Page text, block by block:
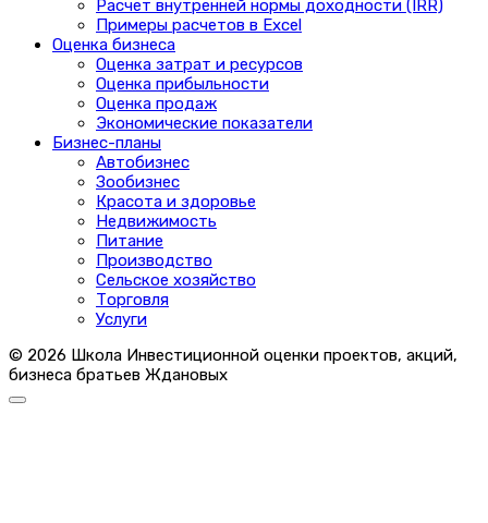
Расчет внутренней нормы доходности (IRR)
Примеры расчетов в Excel
Оценка бизнеса
Оценка затрат и ресурсов
Оценка прибыльности
Оценка продаж
Экономические показатели
Бизнес-планы
Автобизнес
Зообизнес
Красота и здоровье
Недвижимость
Питание
Производство
Сельское хозяйство
Торговля
Услуги
© 2026 Школа Инвестиционной оценки проектов, акций,
бизнеса братьев Ждановых